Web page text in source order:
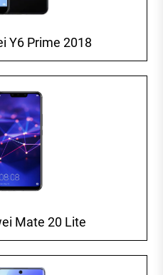
Y6 Prime 2018
Mate 20 Lite